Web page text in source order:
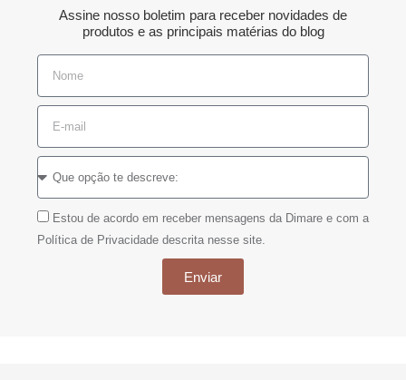
Assine nosso boletim para receber novidades de
produtos e as principais matérias do blog
Estou de acordo em receber mensagens da Dimare e com a
Política de Privacidade descrita nesse site.
Enviar